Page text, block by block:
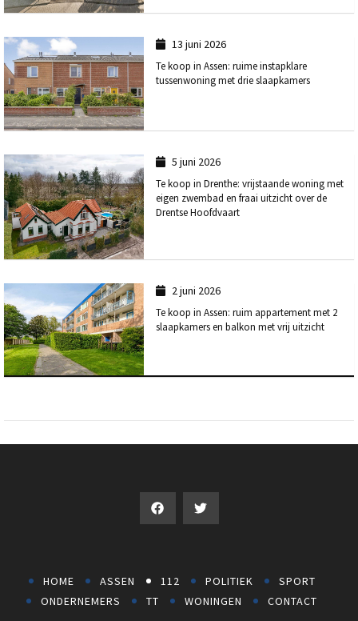
13 juni 2026
Te koop in Assen: ruime instapklare
tussenwoning met drie slaapkamers
5 juni 2026
Te koop in Drenthe: vrijstaande woning met
eigen zwembad en fraai uitzicht over de
Drentse Hoofdvaart
2 juni 2026
Te koop in Assen: ruim appartement met 2
slaapkamers en balkon met vrij uitzicht
HOME ASSEN 112 POLITIEK
SPORT
ONDERNEMERS
TT WONINGEN CONTACT